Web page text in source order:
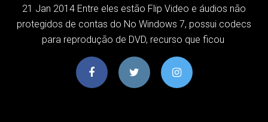
21 Jan 2014 Entre eles estão Flip Video e áudios não
protegidos de contas do No Windows 7, possui codecs
para reprodução de DVD, recurso que ficou